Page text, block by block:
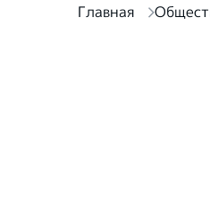
Главная